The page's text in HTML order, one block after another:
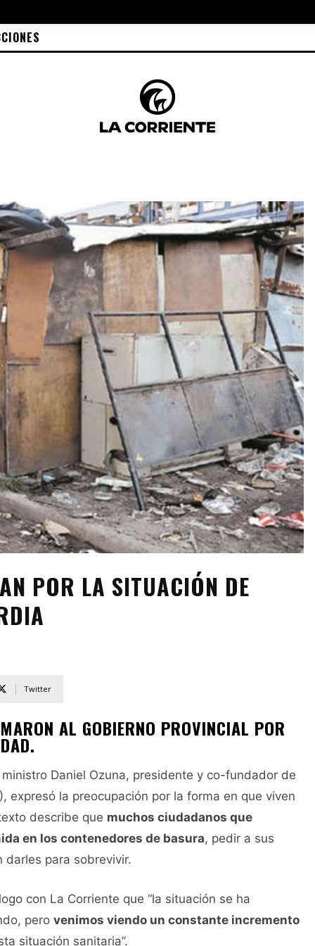
POR LA SITUACIÓN DE
Twitter
AL GOBIERNO PROVINCIAL POR
Daniel Ozuna, presidente y co-fundador de
expresó la preocupación por la forma en que viven
describe que muchos ciudadanos que
en los contenedores de basura, pedir a sus
darles para sobrevivir.
con La Corriente que “la situación se ha
pero venimos viendo un constante incremento
situación sanitaria”.